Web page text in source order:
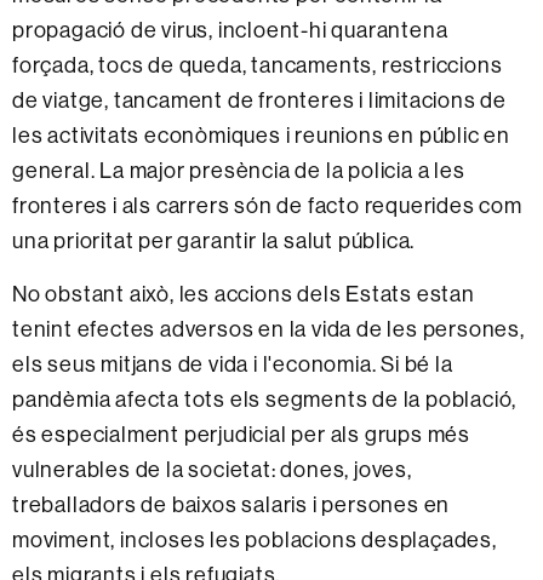
propagació de virus, incloent-hi quarantena
forçada, tocs de queda, tancaments, restriccions
de viatge, tancament de fronteres i limitacions de
les activitats econòmiques i reunions en públic en
general. La major presència de la policia a les
fronteres i als carrers són de facto requerides com
una prioritat per garantir la salut pública.
No obstant això, les accions dels Estats estan
tenint efectes adversos en la vida de les persones,
els seus mitjans de vida i l'economia. Si bé la
pandèmia afecta tots els segments de la població,
és especialment perjudicial per als grups més
vulnerables de la societat: dones, joves,
treballadors de baixos salaris i persones en
moviment, incloses les poblacions desplaçades,
els migrants i els refugiats.